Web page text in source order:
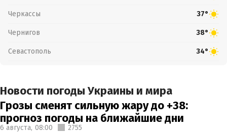
Черкассы 37°
Чернигов 38°
Севастополь 34°
Новости погоды Украины и мира
Грозы сменят сильную жару до +38:
прогноз погоды на ближайшие дни
6 августа, 08:00 2755